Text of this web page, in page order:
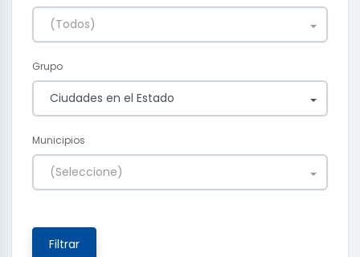
(Todos)
Grupo
Ciudades en el Estado
Municipios
(Seleccione)
Filtrar